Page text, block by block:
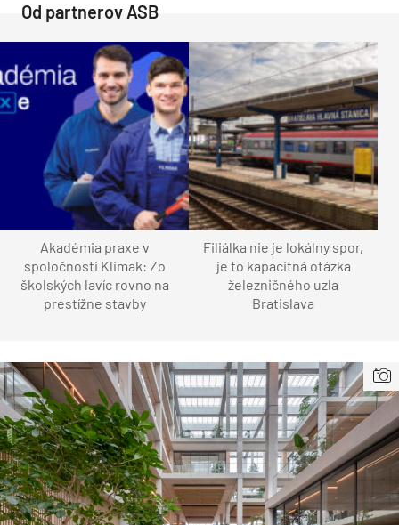
Od partnerov ASB
Akadémia praxe v
spoločnosti Klimak: Zo
školských lavíc rovno na
prestížne stavby
Filiálka nie je lokálny spor,
je to kapacitná otázka
železničného uzla
Bratislava